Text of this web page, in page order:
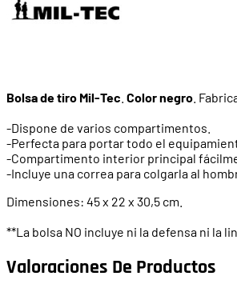
Bolsa de tiro Mil-Tec Color negro .
-Dispone de varios compartimentos.
-Perfecta para portar todo el
-Compartimento interior principal
-Incluye una correa para colgarla al
Dimensiones: 45 x 22 x 30,5 cm.
**La bolsa NO incluye ni la defensa ni la
Valoraciones De Productos